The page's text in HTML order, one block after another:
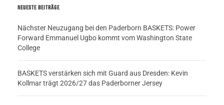
NEUESTE BEITRÄGE
Nächster Neuzugang bei den Paderborn BASKETS: Power
Forward Emmanuel Ugbo kommt vom Washington State
College
BASKETS verstärken sich mit Guard aus Dresden: Kevin
Kollmar trägt 2026/27 das Paderborner Jersey